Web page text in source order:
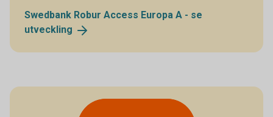
Swedbank Robur Access Europa A - se
utveckling